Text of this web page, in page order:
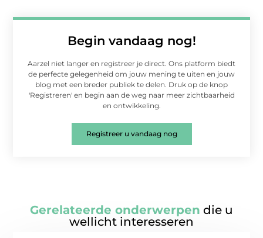
Begin vandaag nog!
Aarzel niet langer en registreer je direct. Ons platform biedt
de perfecte gelegenheid om jouw mening te uiten en jouw
blog met een breder publiek te delen. Druk op de knop
'Registreren' en begin aan de weg naar meer zichtbaarheid
en ontwikkeling.
Registreer u vandaag nog
Gerelateerde onderwerpen die u
wellicht interesseren